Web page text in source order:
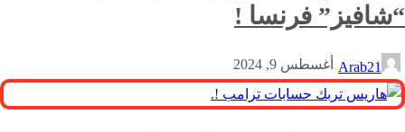
“شافيز” فرنسا !
Arab21 أغسطس 9, 2024